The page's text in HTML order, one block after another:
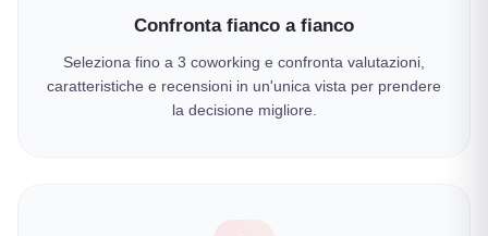
Confronta fianco a fianco
Seleziona fino a 3 coworking e confronta valutazioni,
caratteristiche e recensioni in un'unica vista per prendere
la decisione migliore.